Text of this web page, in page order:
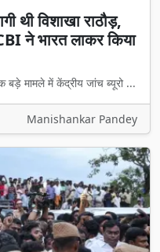
थी विशाखा राठौड़,
ने भारत लाकर किया
बड़े मामले में केंद्रीय जांच ब्यूरो ...
Manishankar Pandey